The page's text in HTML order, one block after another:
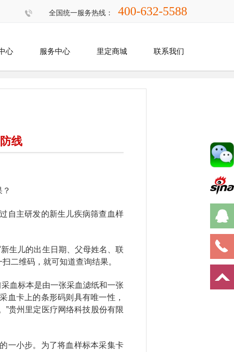
全国统一服务热线： 400-632-5588
心 服务中心 里定商城 联系我们
线
自主研发的新生儿疾病筛查血样
生儿的出生日期、父母姓名、联
二维码，就可知道查询结果。
血标本是由一张采血滤纸和一张
血卡上的条形码则具有唯一性，
贵州里定医疗网络科技股份有限
一小步。为了将血样标本采集卡